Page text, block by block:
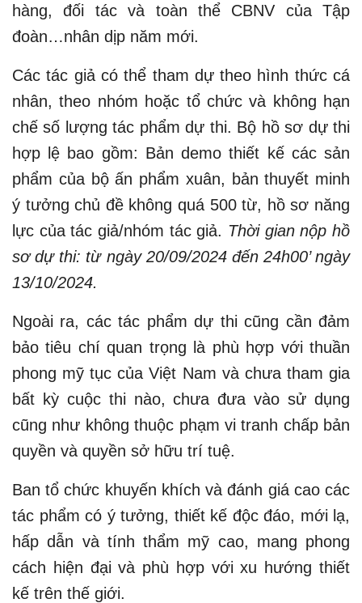
hàng, đối tác và toàn thể CBNV của Tập
đoàn…nhân dịp năm mới.
Các tác giả có thể tham dự theo hình thức cá
nhân, theo nhóm hoặc tổ chức và không hạn
chế số lượng tác phẩm dự thi. Bộ hồ sơ dự thi
hợp lệ bao gồm: Bản demo thiết kế các sản
phẩm của bộ ấn phẩm xuân, bản thuyết minh
ý tưởng chủ đề không quá 500 từ, hồ sơ năng
lực của tác giả/nhóm tác giả. Thời gian nộp hồ
sơ dự thi: từ ngày 20/09/2024 đến 24h00’ ngày
13/10/2024.
Ngoài ra, các tác phẩm dự thi cũng cần đảm
bảo tiêu chí quan trọng là phù hợp với thuần
phong mỹ tục của Việt Nam và chưa tham gia
bất kỳ cuộc thi nào, chưa đưa vào sử dụng
cũng như không thuộc phạm vi tranh chấp bản
quyền và quyền sở hữu trí tuệ.
Ban tổ chức khuyến khích và đánh giá cao các
tác phẩm có ý tưởng, thiết kế độc đáo, mới lạ,
hấp dẫn và tính thẩm mỹ cao, mang phong
cách hiện đại và phù hợp với xu hướng thiết
kế trên thế giới.